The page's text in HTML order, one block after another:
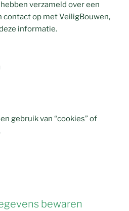
verzameld over een
contact op met VeiligBouwen,
informatie.
gebruik van “cookies” of
bewaren